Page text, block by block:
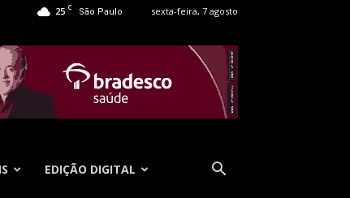
25 C São Paulo sexta-feira, 7 agosto
EDIÇÃO DIGITAL